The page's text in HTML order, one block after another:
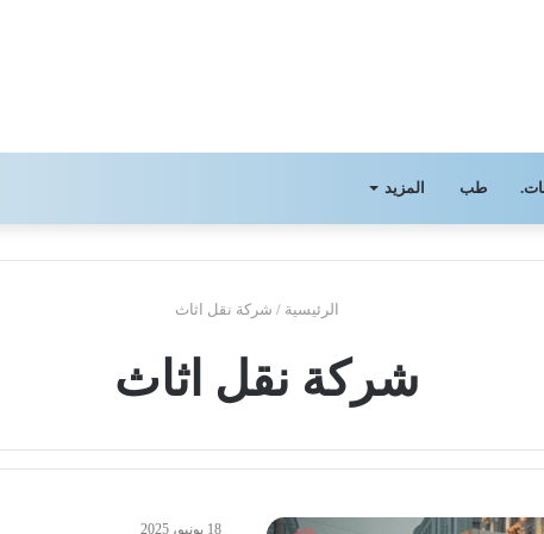
طب المزيد
الرئيسية / شركة نقل اثاث
شركة نقل اثاث
18 يونيو، 2025